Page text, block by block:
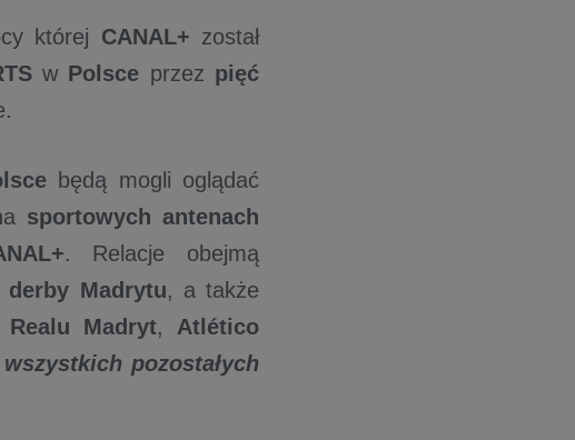
której CANAL+ został
w Polsce przez pięć
będą mogli oglądać
sportowych antenach
. Relacje obejmą
derby Madrytu, a także
Realu Madryt, Atlético
wszystkich pozostałych